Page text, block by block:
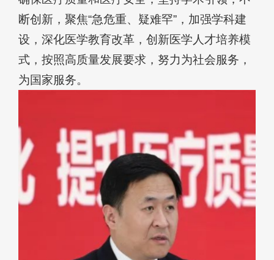
断创新，聚焦“急危重、疑难罕”，加强学科建
设，深化医学教育改革，创新医学人才培养模
式，按照高质量发展要求，努力为社会服务，
为国家服务。